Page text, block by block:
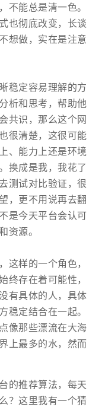
不能总是清一色。
也彻底改变，长谈
想做，实在是注意
稳定容易理解的方
析和思考，帮助他
共识，那么这个网
很清楚，这很可能
、能力上还是环境
换成是我，我花了
测试对比验证，很
，更不用说再去翻
是今天平台会认可
资源。
这样的一个角色，
终存在着可能性，
有具体的人，具体
稳定结合在一起。
像那些漂流在大海
上最多的水，然而
的推荐算法，每天
？这里我有一个猜